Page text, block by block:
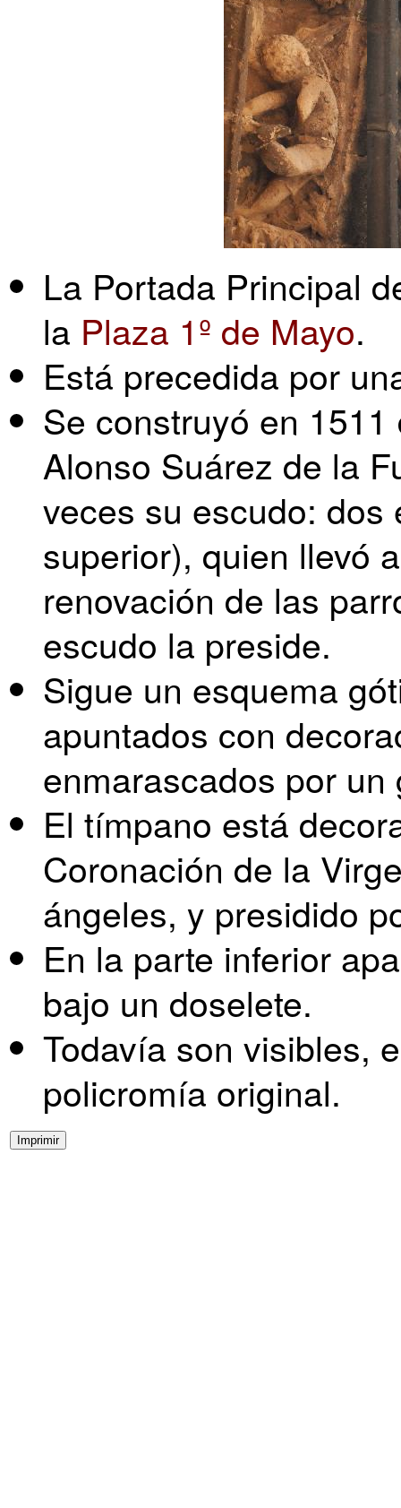
La Portada Principal
la Plaza 1º de Mayo.
Está precedida por
Se construyó en
Alonso Suárez de la
veces su escudo:
superior), quien llevó
renovación de las
escudo la preside.
Sigue un esquema
apuntados con
enmarascados por
El tímpano está
Coronación de la
ángeles, y presidido
En la parte inferior
bajo un doselete.
Todavía son visibles,
policromía original.